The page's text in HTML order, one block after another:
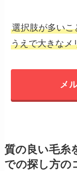
選択肢が多い
うえで大きなメ
メ
質の良い毛糸
での探し方の